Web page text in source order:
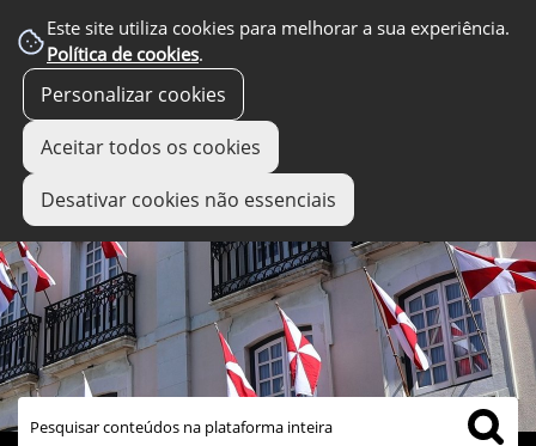
Este site utiliza cookies para melhorar a sua experiência.
Política de cookies.
Personalizar cookies
Aceitar todos os cookies
Desativar cookies não essenciais
links úteis